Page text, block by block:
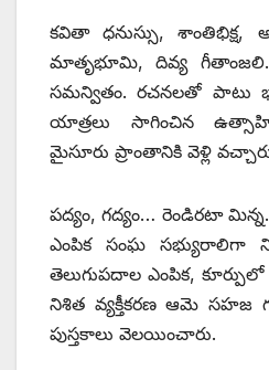
కవితా ధనుస్సు, శాంతిభిక్ష,
మాతృభూమి, దివ్య
సమన్వితం. రచనలతో పాటు
యాత్రలు సాగించిన
మైసూరు ప్రాంతానికి వెళ్లి
పద్యం, గద్యం… రెండిరటా
ఎంపిక సంఘ సభ్యురాలిగా
తెలుగుపదాల ఎంపిక, కూర్పులో
నిశిత వ్యక్తీకరణ ఆమె సహజ
పుస్తకాలు వెలయించారు.